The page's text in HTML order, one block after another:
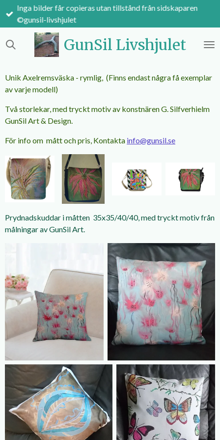
Hoppa
huvudinnehållet
GunSil Livshjulet
Inga bilder får copieras utan tillstånd från sidskaparen
©gunsil-livshjulet
Unik Axelremsväska - rymlig, (Finns endast några få exemplar
av varje modell)
Två storlekar, med tryckt motiv av konstnären G. Silfverhielm
GunSil Art & Design.
För info om mått och pris, Kontakta info@gunsil.se
Prydnadskuddar i måtten 35x35/40/40, med tryckt motiv från
målningar av GunSil Art.